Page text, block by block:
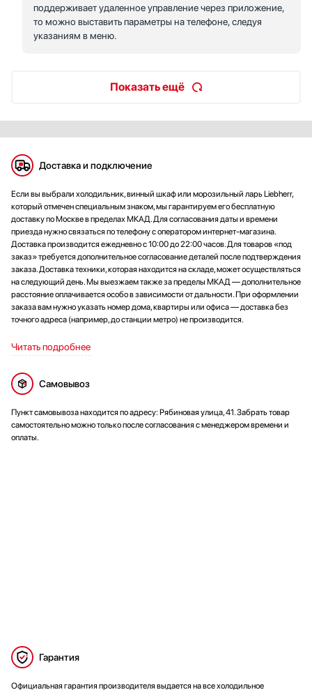
поддерживает удаленное управление через приложение,
то можно выставить параметры на телефоне, следуя
указаниям в меню.
Показать ещё
Доставка и подключение
Если вы выбрали холодильник, винный шкаф или морозильный ларь Liebherr,
который отмечен специальным знаком, мы гарантируем его бесплатную
доставку по Москве в пределах МКАД. Для согласования даты и времени
приезда нужно связаться по телефону с оператором интернет-магазина.
Доставка производится ежедневно с 10:00 до 22:00 часов. Для товаров «под
заказ» требуется дополнительное согласование деталей после подтверждения
заказа. Доставка техники, которая находится на складе, может осуществляться
на следующий день. Мы выезжаем также за пределы МКАД — дополнительное
расстояние оплачивается особо в зависимости от дальности. При оформлении
заказа вам нужно указать номер дома, квартиры или офиса — доставка без
точного адреса (например, до станции метро) не производится.
Читать подробнее
Самовывоз
Пункт самовывоза находится по адресу: Рябиновая улица, 41. Забрать товар
самостоятельно можно только после согласования с менеджером времени и
оплаты.
Гарантия
Официальная гарантия производителя выдается на все холодильное